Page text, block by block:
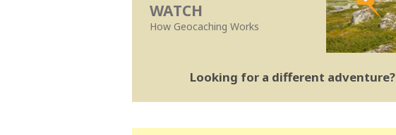
WATCH
How Geocaching Works
Looking for a different adventure?